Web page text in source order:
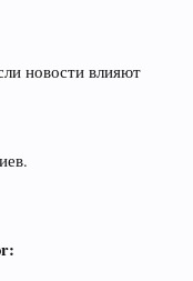
новости влияют